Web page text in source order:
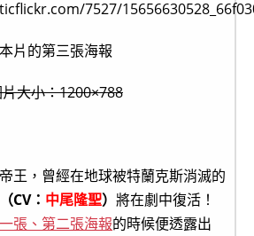
本片的第三張海報
大小：1200×788
王，曾經在地球被特蘭克斯消滅的
CV： 中尾隆聖） 將在劇中復活！
張、第二張海報的時候便透露出